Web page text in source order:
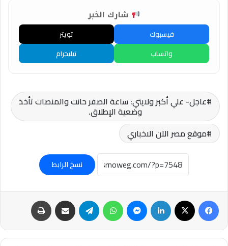
شارك الخبر
فيسبوك
تويتر
واتساب
تيليجرام
عاجل- علي أكبر ولايتي: ساعة الصفر حانت والمنصات تأخذ
وضعية الإطلاق.
موقع مصر الآن الاخباري
نسخ الرابط
فيسبوك لينكدإن ماسنجر واتساب تيلقرام مشاركة عبر البريد